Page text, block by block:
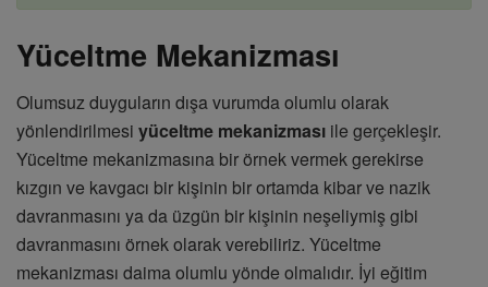
Yüceltme Mekanizması
Olumsuz duyguların dışa vurumda olumlu olarak
yönlendirilmesi yüceltme mekanizması ile gerçekleşir.
Yüceltme mekanizmasına bir örnek vermek gerekirse
kızgın ve kavgacı bir kişinin bir ortamda kibar ve nazik
davranmasını ya da üzgün bir kişinin neşeliymiş gibi
davranmasını örnek olarak verebiliriz. Yüceltme
mekanizması daima olumlu yönde olmalıdır. İyi eğitim